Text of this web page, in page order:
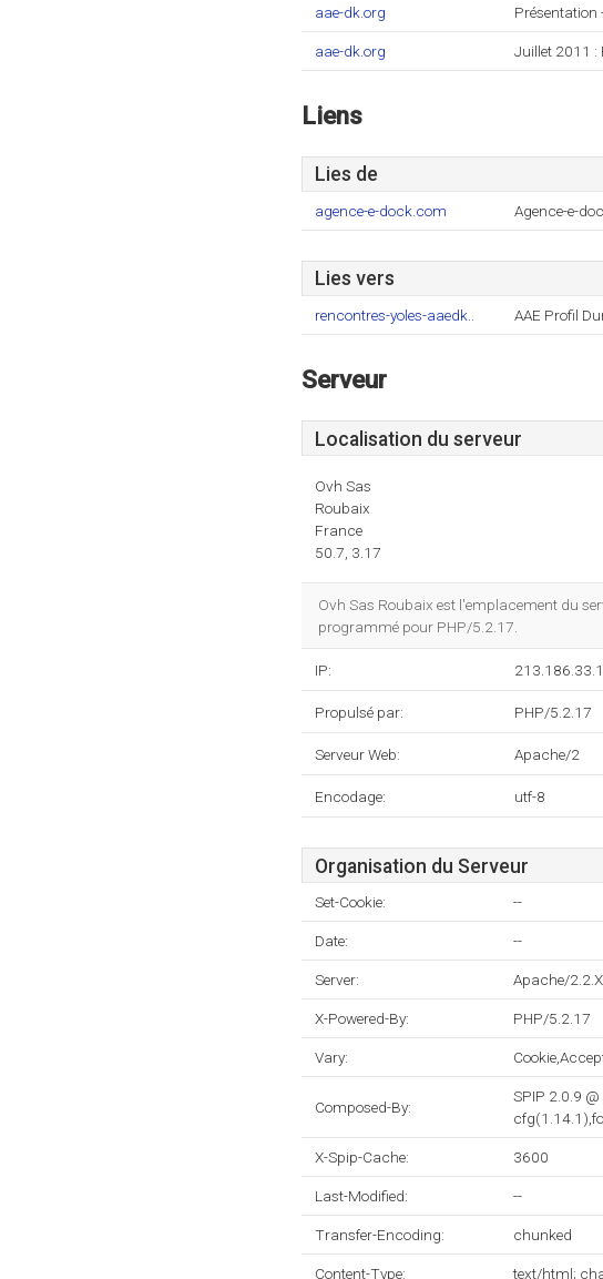
aae-dk.org Présentation
aae-dk.org Juillet 2011 :
Liens
Lies de
agence-e-dock.com Agence-e-
Lies vers
rencontres-yoles-aaedk.. AAE Profil
Serveur
Localisation du serveur
Ovh Sas
Roubaix
France
50.7, 3.17
Ovh Sas Roubaix est l'emplacement du
programmé pour PHP/5.2.17.
IP:
Propulsé par: PHP/5.2.17
Serveur Web: Apache/2
Encodage: utf-8
Organisation du Serveur
Set-Cookie: --
Date: --
Server: Apache/
X-Powered-By: PHP/5.2.17
Vary:
Composed-By:
SPIP 2.0.9
X-Spip-Cache: 3600
Last-Modified: --
Transfer-Encoding: chunked
Content-Type: text/html;